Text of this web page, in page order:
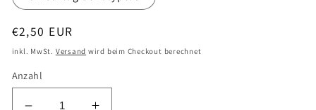
Normaler
Preis
€2,50 EUR
inkl. MwSt. Versand wird beim Checkout berechnet
Anzahl